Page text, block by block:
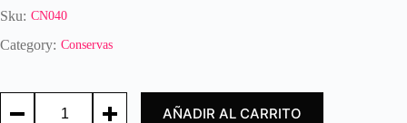
o
a
Sku: CN040
Category: Conservas
NEGRA
AÑADIR AL CARRITO